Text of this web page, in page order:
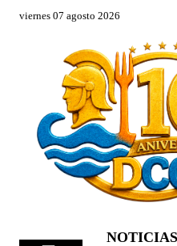
viernes 07 agosto 2026